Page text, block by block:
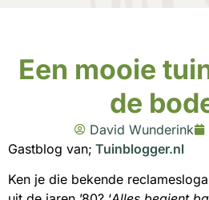
Een mooie
de
David Wunderink
Gastblog van; Tuinblogger.nl
Ken je die bekende